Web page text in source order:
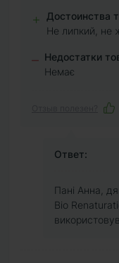
+
Достоинства
Не липкий, не
– Недостатки
Немає
Ответ:
Пані Анна,
Bio